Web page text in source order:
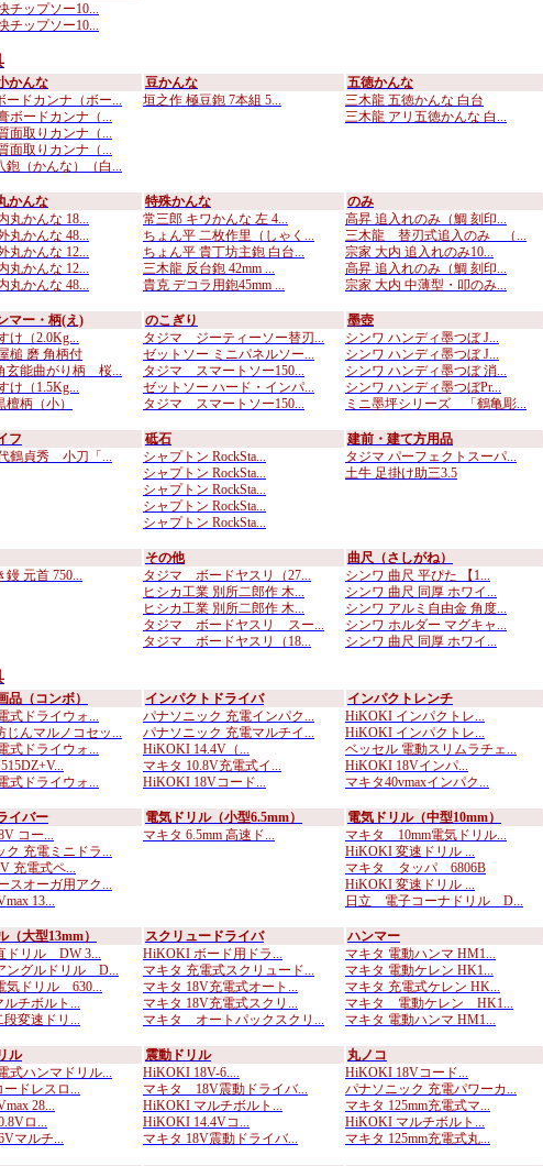
チップソー10...
チップソー10...
かんな
ドカンナ（ボー...
ボードカンナ（...
面取りカンナ（...
面取りカンナ（...
（かんな）（白...
豆かんな
垣之作 極豆鉋 7本組 5...
五徳かんな
三木龍 五徳かんな 白台
三木龍 アリ五徳かんな 白...
かんな
丸かんな 18...
丸かんな 48...
丸かんな 12...
丸かんな 12...
丸かんな 48...
特殊かんな
常三郎 キワかんな 左 4...
ちょん平 二枚作里（しゃく...
ちょん平 貴丁坊主鉋 白台...
三木龍 反台鉋 42mm ...
貴克 デコラ用鉋45mm ...
のみ
高昇 追入れのみ（鯛 刻印...
三木龍 替刃式追入のみ （...
宗家 大内 追入れのみ10...
高昇 追入れのみ（鯛 刻印...
宗家 大内 中薄型・叩のみ...
マー・柄(え)
け（2.0Kg...
槌 磨 角柄付
玄能曲がり柄 桜...
け（1.5Kg...
柄（小）
のこぎり
タジマ ジーティーソー替刃...
ゼットソー ミニパネルソー...
タジマ スマートソー150...
ゼットソー ハード・インパ...
タジマ スマートソー150...
墨壺
シンワ ハンディ墨つぼ J...
シンワ ハンディ墨つぼ J...
シンワ ハンディ墨つぼ 消...
シンワ ハンディ墨つぼPr...
ミニ墨坪シリーズ 「鶴亀彫...
フ
鶴貞秀 小刀「...
砥石
シャプトン RockSta...
シャプトン RockSta...
シャプトン RockSta...
シャプトン RockSta...
シャプトン RockSta...
建前・建て方用品
タジマ パーフェクトスーパ...
土牛 足掛け助三3.5
鏝 元首 750...
その他
タジマ ボードヤスリ（27...
ヒシカ工業 別所二郎作 木...
ヒシカ工業 別所二郎作 木...
タジマ ボードヤスリ スー...
タジマ ボードヤスリ（18...
曲尺（さしがね）
シンワ 曲尺 平ぴた 【1...
シンワ 曲尺 同厚 ホワイ...
シンワ アルミ自由金 角度...
シンワ ホルダー マグキャ...
シンワ 曲尺 同厚 ホワイ...
品（コンボ）
式ドライウォ...
んマルノコセッ...
式ドライウォ...
式ドライウォ...
インパクトドライバ
パナソニック 充電インパク...
パナソニック 充電マルチイ...
HiKOKI 14.4V（...
マキタ 10.8V充電式イ...
HiKOKI 18Vコード...
インパクトレンチ
HiKOKI インパクトレ...
HiKOKI インパクトレ...
ベッセル 電動スリムラチェ...
HiKOKI 18Vインパ...
マキタ40vmaxインパク...
イバー
コー...
ク 充電ミニドラ...
充電式ペ...
スオーガ用アク...
13...
電気ドリル（小型6.5mm）
マキタ 6.5mm 高速ド...
電気ドリル（中型10mm）
マキタ 10mm電気ドリル...
HiKOKI 変速ドリル ...
マキタ タッパ 6806B
HiKOKI 変速ドリル ...
日立 電子コーナドリル D...
（大型13mm）
ドリル DW 3...
ングルドリル D...
ドリル 630...
チボルト...
変速ドリ...
スクリュードライバ
HiKOKI ボード用ドラ...
マキタ 充電式スクリュード...
マキタ 18V充電式オート...
マキタ 18V充電式スクリ...
マキタ オートパックスクリ...
ハンマー
マキタ 電動ハンマ HM1...
マキタ 電動ケレン HK1...
マキタ 充電式ケレン HK...
マキタ 電動ケレン HK1...
マキタ 電動ハンマ HM1...
ル
式ハンマドリル...
ドレスロ...
28...
ロ...
マルチ...
震動ドリル
HiKOKI 18V-6....
マキタ 18V震動ドライバ...
HiKOKI マルチボルト...
HiKOKI 14.4Vコ...
マキタ 18V震動ドライバ...
丸ノコ
HiKOKI 18Vコード...
パナソニック 充電パワーカ...
マキタ 125mm充電式マ...
HiKOKI マルチボルト...
マキタ 125mm充電式丸...